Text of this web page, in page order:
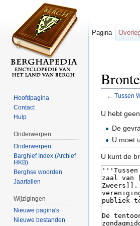
← Tussen
U hebt
De
U moet
U kunt de
Pagina
Hoofdpagina
Contact
Hulp
Onderwerpen
Onderwerpen
Barghief Index (Archief
HKB)
Berghse woorden
Jaartallen
Wijzigingen
Nieuwe pagina's
Nieuwe bestanden